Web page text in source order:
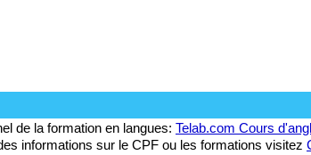
de la formation en langues: Telab.com Cours
informations sur le CPF ou les formations visitez